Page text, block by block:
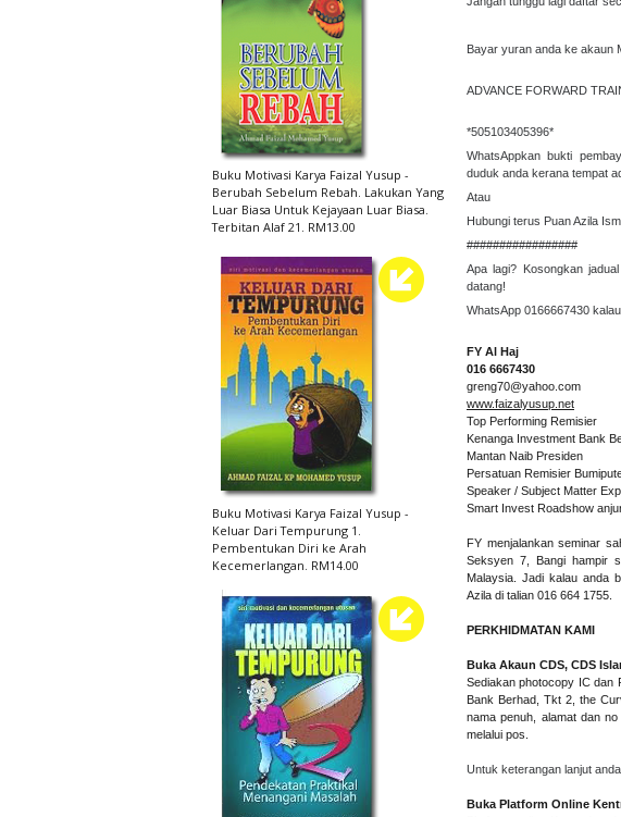
Buku Motivasi Karya Faizal Yusup -
Berubah Sebelum Rebah. Lakukan Yang
Luar Biasa Untuk Kejayaan Luar Biasa.
Terbitan Alaf 21. RM13.00
Buku Motivasi Karya Faizal Yusup -
Keluar Dari Tempurung 1.
Pembentukan Diri ke Arah
Kecemerlangan. RM14.00
Bayar yuran anda ke akaun
ADVANCE FORWARD
*505103405396*
WhatsAppkan bukti
duduk anda kerana tempat
Atau
Hubungi terus Puan Azila
#################
Apa lagi? Kosongkan
datang!
WhatsApp 0166667430
FY Al Haj
016 6667430
greng70@yahoo.com
www.faizalyusup.net
Top Performing Remisier
Kenanga Investment Bank
Mantan Naib Presiden
Persatuan Remisier
Speaker / Subject Matter
Smart Invest Roadshow
FY menjalankan seminar
Seksyen 7, Bangi hampir
Malaysia. Jadi kalau anda
Azila di talian 016 664 1755.
PERKHIDMATAN KAMI
Buka Akaun CDS, CDS
Sediakan photocopy IC dan
Bank Berhad, Tkt 2, the
nama penuh, alamat dan
melalui pos.
Untuk keterangan lanjut
Buka Platform Online